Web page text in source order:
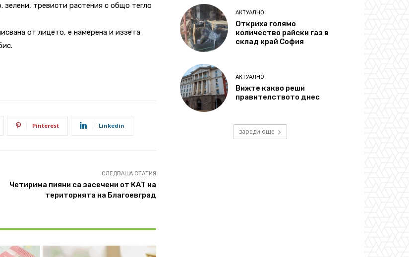
тревисти растения с общо тегло
от лицето, е намерена и иззета
Pinterest Linkedin
СЛЕДВАЩА СТАТИЯ
Четирима пияни са засечени от КАТ на
територията на Благоевград
АКТУАЛНО
Откриха голямо
количество райски газ в
склад край София
АКТУАЛНО
Вижте какво реши
правителството днес
зареди още